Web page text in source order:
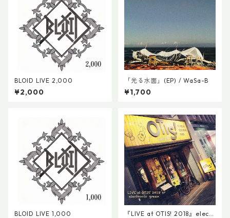
BLOID LIVE 2,000
¥2,000
「光る水面」(EP) / WaSa-B
¥1,700
BLOID LIVE 1,000
『LIVE at OTIS! 2018』electr